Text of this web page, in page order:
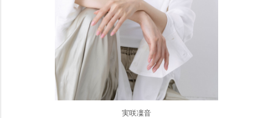
実咲凜音